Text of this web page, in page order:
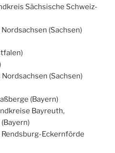
Sächsische Schweiz-
(Sachsen)
(Sachsen)
(Bayern)
Bayreuth,
Rendsburg-Eckernförde